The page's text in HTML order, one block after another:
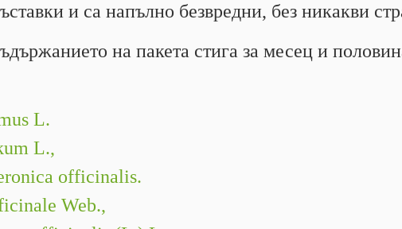
и са напълно безвредни, без никакви
на пакета стига за месец и
L.
L.,
officinalis.
Web.,